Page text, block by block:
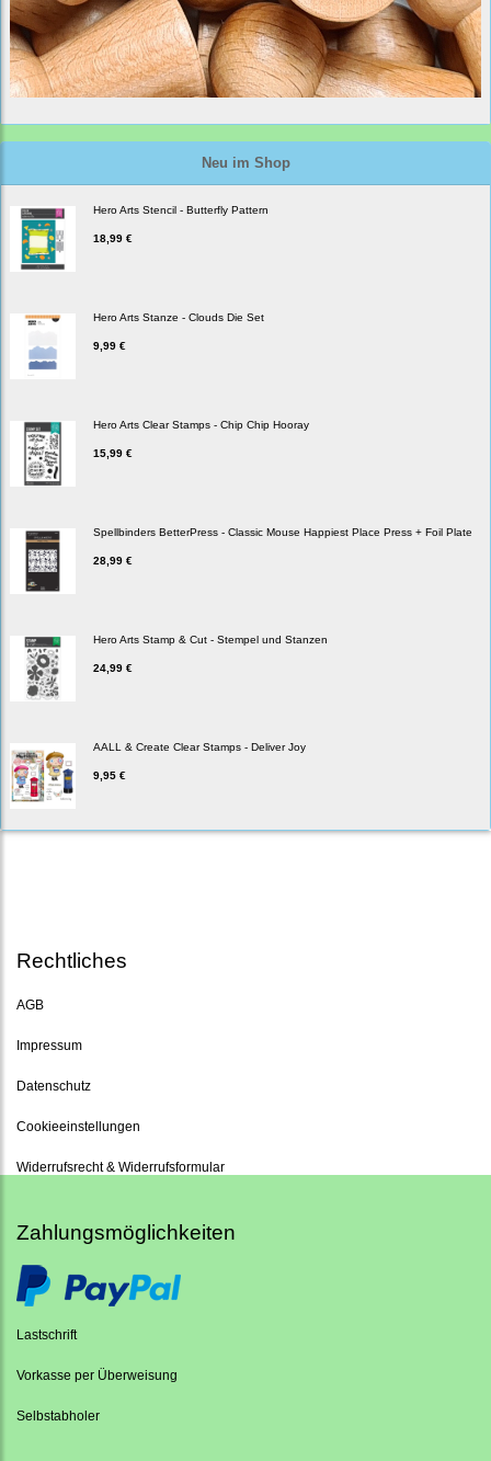
Neu im Shop
Hero Arts Stencil - Butterfly Pattern
18,99 €
Hero Arts Stanze - Clouds Die Set
9,99 €
Hero Arts Clear Stamps - Chip Chip Hooray
15,99 €
Spellbinders BetterPress - Classic Mouse Happiest Place Press + Foil Plate
28,99 €
Hero Arts Stamp & Cut - Stempel und Stanzen
24,99 €
AALL & Create Clear Stamps - Deliver Joy
9,95 €
Rechtliches
AGB
Impressum
Datenschutz
Cookieeinstellungen
Widerrufsrecht & Widerrufsformular
Zahlungsmöglichkeiten
Lastschrift
Vorkasse per Überweisung
Selbstabholer